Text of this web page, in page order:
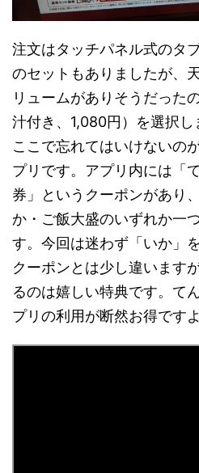
注文はタッチパネル式のタ
のセットもありましたが、
リュームがありそうだった
汁付き、1,080円）を選択し
ここで忘れてはいけないの
プリです。アプリ内には「
券」というクーポンがあり
か・ご飯大盛のいずれか一
す。今回は迷わず「いか」
クーポンとは少し違います
るのは嬉しい特典です。て
プリの利用が断然お得ですよ